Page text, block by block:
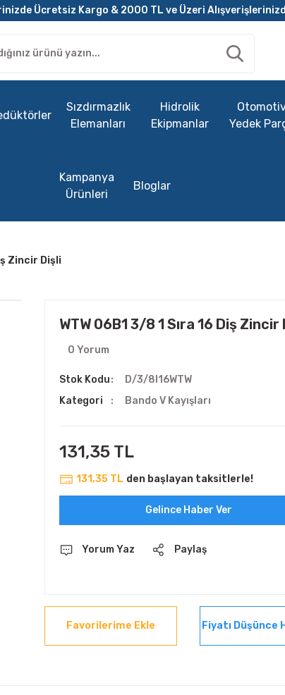
Ücretsiz Kargo & 2000 TL ve Üzeri
Sızdırmazlık
Elemanları
Hidrolik
Ekipmanlar
Yedek
Kampanya
Ürünleri
Bloglar
Zincir Dişli
WTW 06B1 3/8 1 Sıra 16 Diş Zincir
0 Yorum
Stok Kodu
D/3/8I16WTW
Kategori
Bando V Kayışları
131,35 TL
131,35 TL den başlayan taksitlerle!
Gelince Haber Ver
Yorum Yaz Paylaş
Fiyatı Düşünce